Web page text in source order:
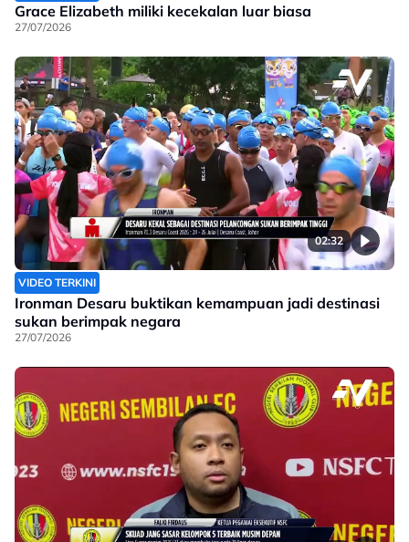
Grace Elizabeth miliki kecekalan luar biasa
27/07/2026
02:32
VIDEO TERKINI
Ironman Desaru buktikan kemampuan jadi destinasi
sukan berimpak negara
27/07/2026